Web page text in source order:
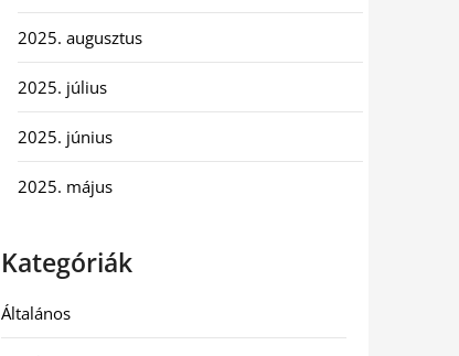
2025. augusztus
2025. július
2025. június
2025. május
Kategóriák
Általános